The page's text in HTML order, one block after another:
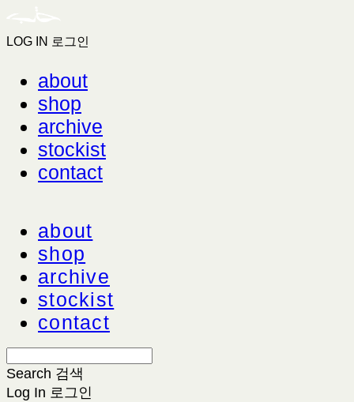
LOG IN 로그인
about
shop
archive
stockist
contact
about
shop
archive
stockist
contact
Search 검색
Log In 로그인